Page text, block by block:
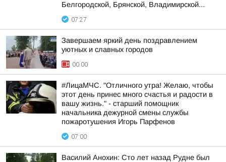
Белгородской, Брянской, Владимирской...
07:27
Завершаем яркий день поздравлением
уютных и славных городов
00:00
#ЛицаМЧС. "Отличного утра! Желаю, чтобы
этот день принес много счастья и радости в
вашу жизнь." - старший помощник
начальника дежурной смены службы
пожаротушения Игорь Парфенов
07:00
Василий Анохин: Сто лет назад Рудне был